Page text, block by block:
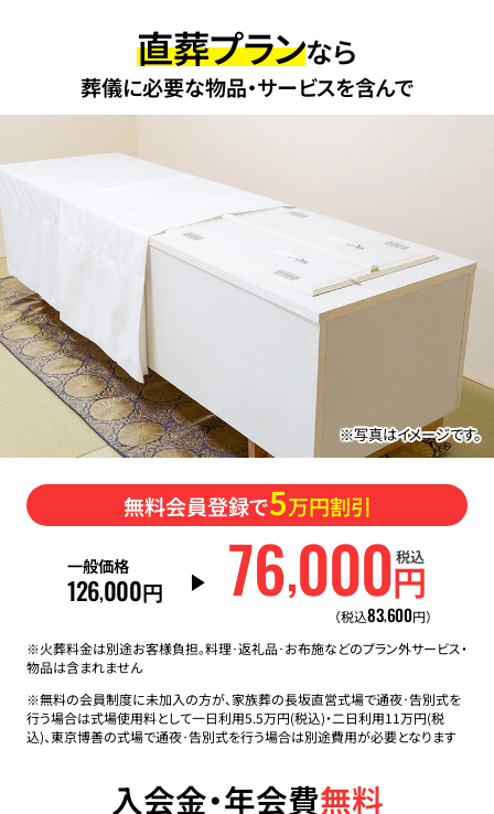
直葬プランなら
葬儀に必要な物品・サービスを含んで
※写真はイメージです。
無料会員登録で5万円割引
一般価格
126,000円 76,000円
税込
（税込83,600円）
※火葬料金は別途お客様負担。料理･返礼品･お布施などのプラン外サービス・
物品は含まれません
※無料の会員制度に未加入の方が、家族葬の長坂直営式場で通夜･告別式を
行う場合は式場使用料として一日利用5.5万円(税込)・二日利用11万円(税
込)、東京博善の式場で通夜･告別式を行う場合は別途費用が必要となります
入会金・年会費無料